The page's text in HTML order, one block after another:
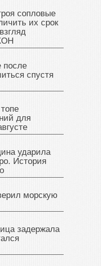
сопловые
их срок
после
спустя
для
ударила
История
морскую
задержала